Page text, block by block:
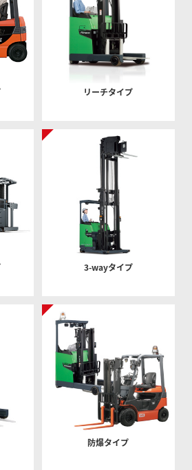
リーチタイプ
3-wayタイプ
防爆タイプ